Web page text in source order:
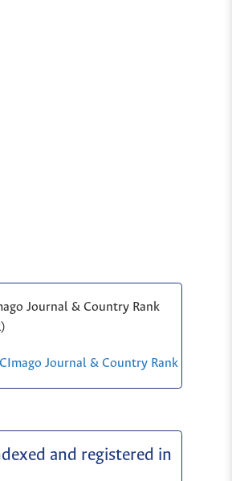
Journal & Country Rank
and registered in